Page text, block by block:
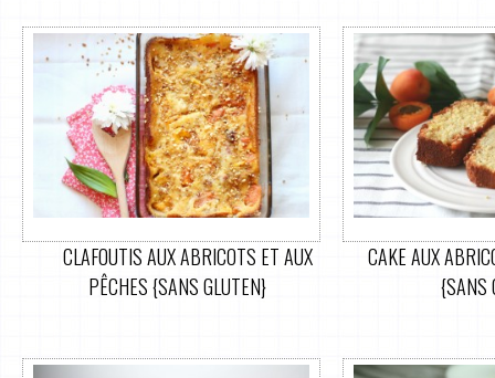
CLAFOUTIS AUX ABRICOTS ET AUX
PÊCHES {SANS GLUTEN}
CAKE AUX
{SANS